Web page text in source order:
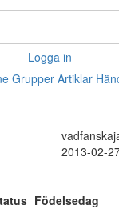
Logga in
Grupper Artiklar
2013-02-
Födelsedag